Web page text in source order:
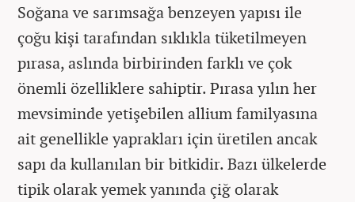
Soğana ve sarımsağa benzeyen yapısı ile
çoğu kişi tarafından sıklıkla tüketilmeyen
pırasa, aslında birbirinden farklı ve çok
önemli özelliklere sahiptir. Pırasa yılın her
mevsiminde yetişebilen allium familyasına
ait genellikle yaprakları için üretilen ancak
sapı da kullanılan bir bitkidir. Bazı ülkelerde
tipik olarak yemek yanında çiğ olarak